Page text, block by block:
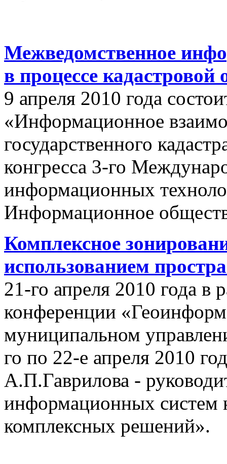
Межведомственное
в процессе
9 апреля 2010 года
«Информационное
государственного
конгресса 3-го
информационных
Информационное
Комплексное
использованием
21-го апреля 2010 года в
конференции
муниципальном
го по 22-е апреля 2010
А.П.Гаврилова -
информационных систем
комплексных решений».